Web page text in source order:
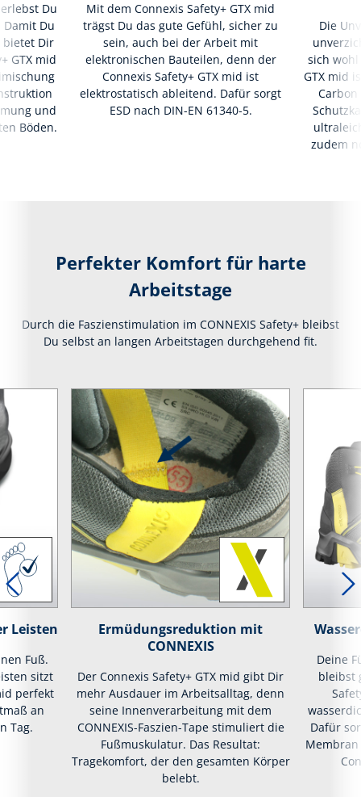
Du
Du
bietet Dir
GTX mid
und
Böden.
Mit dem Connexis Safety+ GTX mid
trägst Du das gute Gefühl, sicher zu
sein, auch bei der Arbeit mit
elektronischen Bauteilen, denn der
Connexis Safety+ GTX mid ist
elektrostatisch ableitend. Dafür sorgt
ESD nach DIN-EN 61340-5.
Die
sich wohl
GTX mid
Carbon
zudem
Perfekter Komfort für harte
Arbeitstage
Durch die Faszienstimulation im CONNEXIS Safety+ bleibst
Du selbst an langen Arbeitstagen durchgehend fit.
Leisten
Fuß.
sitzt
perfekt
an
Tag.
Ermüdungsreduktion mit
CONNEXIS
Der Connexis Safety+ GTX mid gibt Dir
mehr Ausdauer im Arbeitsalltag, denn
seine Innenverarbeitung mit dem
CONNEXIS-Faszien-Tape stimuliert die
Fußmuskulatur. Das Resultat:
Tragekomfort, der den gesamten Körper
belebt.
Deine
bleibst
Dafür